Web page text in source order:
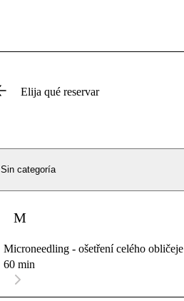
Elija qué reservar
Sin categoría
M
Microneedling - ošetření celého obličeje
60 min